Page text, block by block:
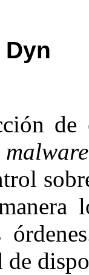
de
malware
de